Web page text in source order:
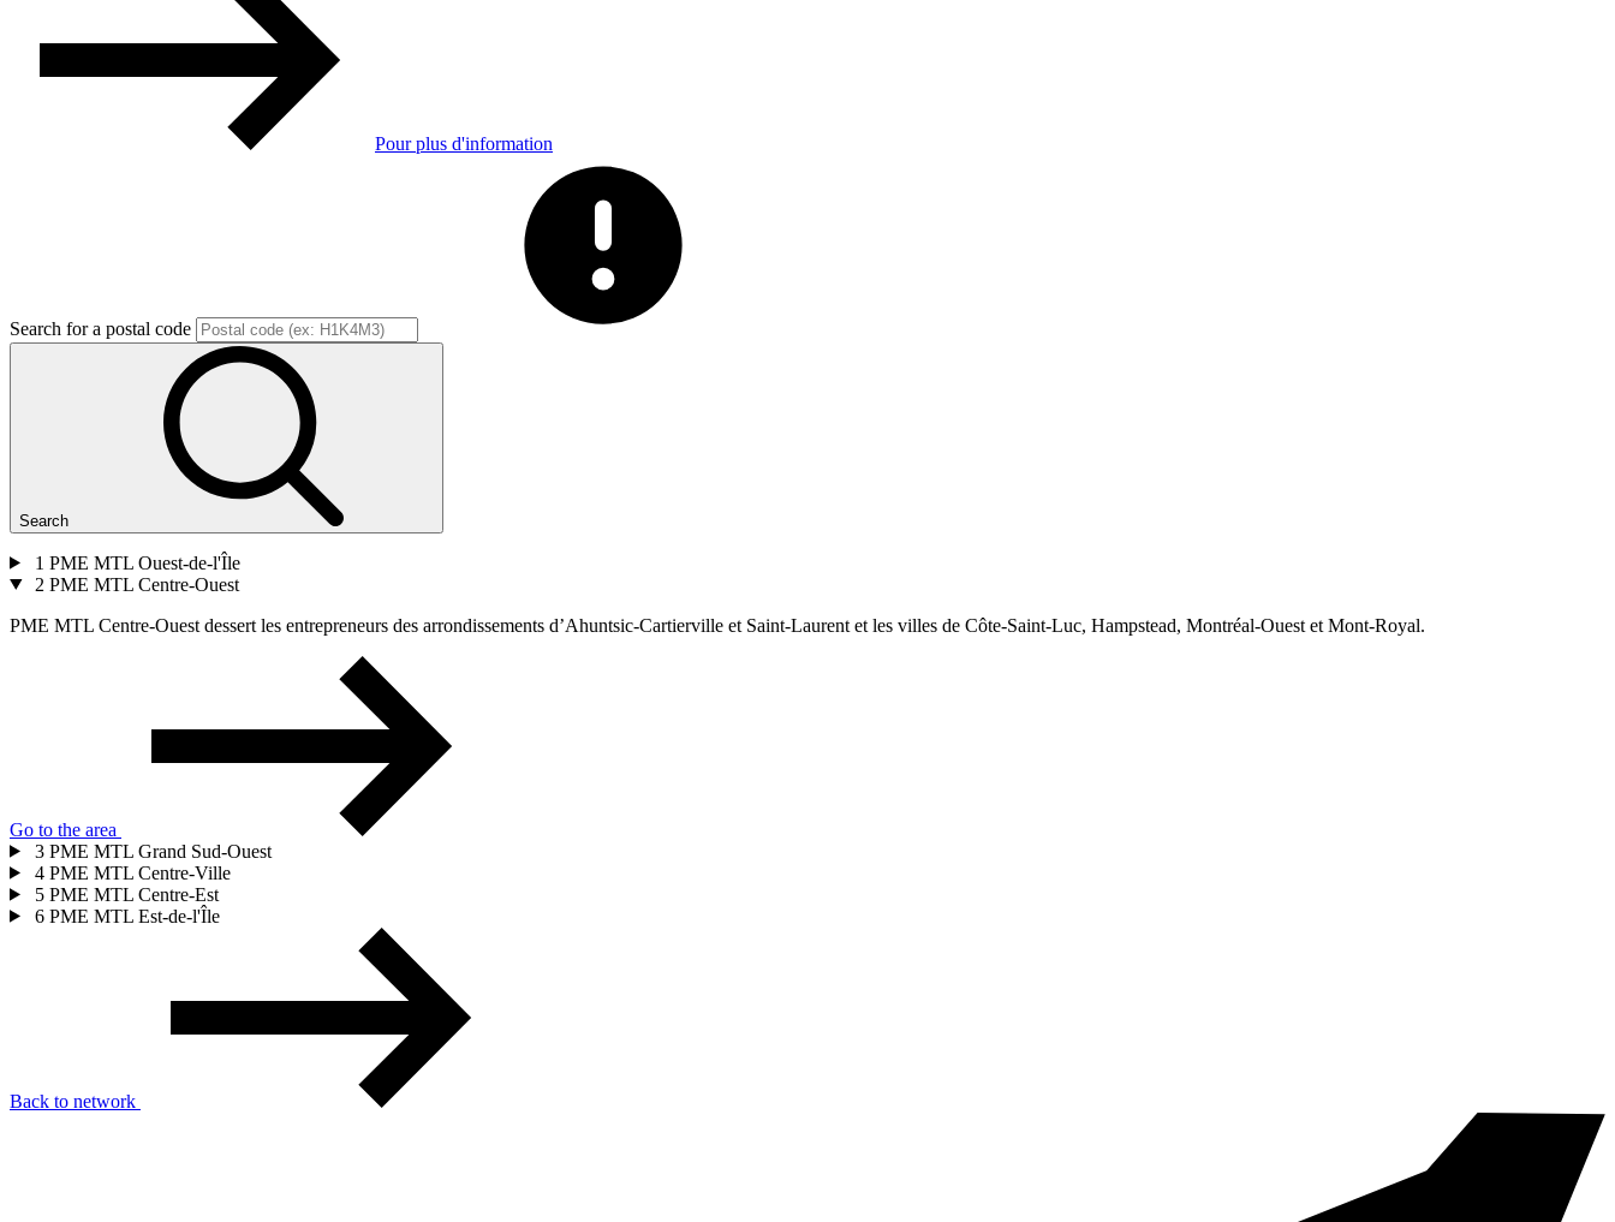
Pour plus d'information
Search for a postal code
Search
1 PME MTL Ouest-de-l'Île
2 PME MTL Centre-Ouest
PME MTL Centre-Ouest dessert les entrepreneurs des arrondissements d’Ahuntsic-Cartierville et Saint-Laurent et les villes de Côte-Saint-Luc, Hampstead, Montréal-Ouest et Mont-Royal.
Go to the area
3 PME MTL Grand Sud-Ouest
4 PME MTL Centre-Ville
5 PME MTL Centre-Est
6 PME MTL Est-de-l'Île
Back to network